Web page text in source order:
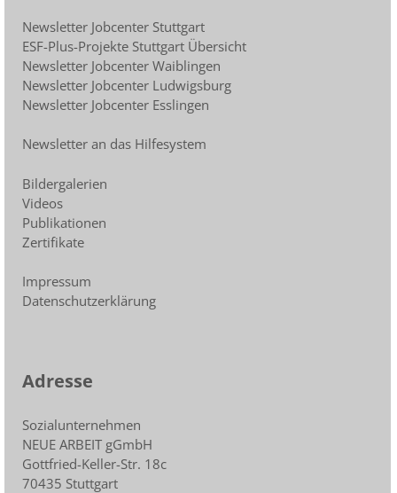
Newsletter Jobcenter Stuttgart
ESF-Plus-Projekte Stuttgart Übersicht
Newsletter Jobcenter Waiblingen
Newsletter Jobcenter Ludwigsburg
Newsletter Jobcenter Esslingen
Newsletter an das Hilfesystem
Bildergalerien
Videos
Publikationen
Zertifikate
Impressum
Datenschutzerklärung
Adresse
Sozialunternehmen
NEUE ARBEIT gGmbH
Gottfried-Keller-Str. 18c
70435 Stuttgart